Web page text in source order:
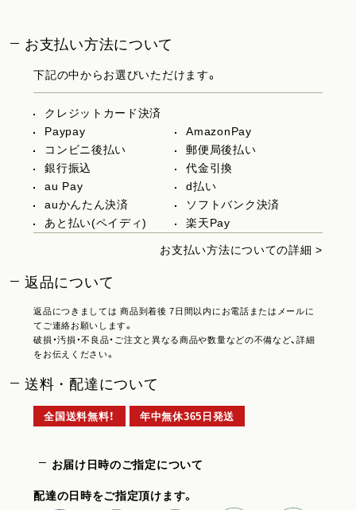
お支払い方法について
下記の中からお選びいただけます。
クレジットカード決済
Paypay
AmazonPay
コンビニ後払い
郵便局後払い
銀行振込
代金引換
au Pay
d払い
auかんたん決済
ソフトバンク決済
あと払い(ペイディ)
楽天Pay
お支払い方法についての詳細 >
返品について
返品につきましては 商品到着後 7日間以内にお電話またはメールに
てご連絡お願いします。
破損・汚損・不良品・ご注文と異なる商品や数量などの不備など、詳細
をお伝えください。
送料・配達について
全国送料無料！ 年中無休365日発送
お届け日時のご指定について
配達の日時をご指定頂けます。